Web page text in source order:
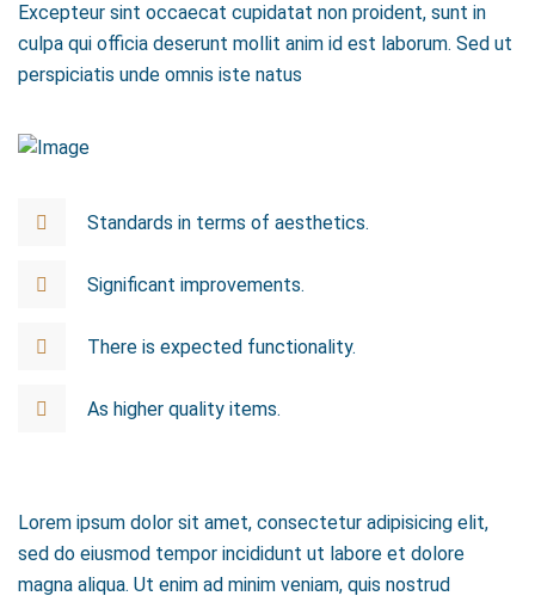
Excepteur sint occaecat cupidatat non proident, sunt in
culpa qui officia deserunt mollit anim id est laborum. Sed ut
perspiciatis unde omnis iste natus
Standards in terms of aesthetics.
Significant improvements.
There is expected functionality.
As higher quality items.
Lorem ipsum dolor sit amet, consectetur adipisicing elit,
sed do eiusmod tempor incididunt ut labore et dolore
magna aliqua. Ut enim ad minim veniam, quis nostrud